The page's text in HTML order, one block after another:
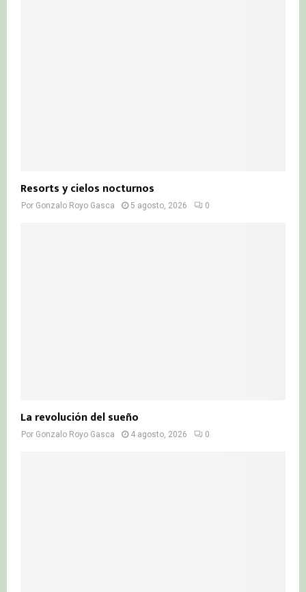
Resorts y cielos nocturnos
Por Gonzalo Royo Gasca 5 agosto, 2026 0
La revolución del sueño
Por Gonzalo Royo Gasca 4 agosto, 2026 0